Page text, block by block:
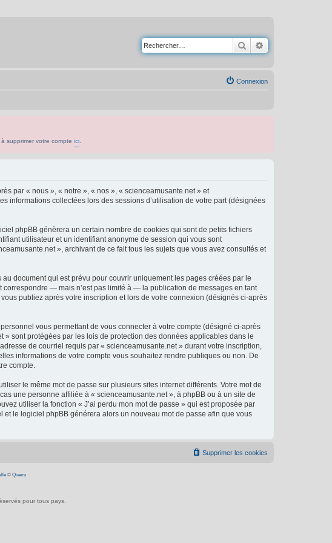
Rechercher
Connexion
supprimer votre compte ici
par « nous », « notre », « nos », « scienceamusante.net » et
informations collectées lors des sessions d’utilisation de votre part (désignées
phpBB génèrera un certain nombre de cookies qui sont de petits fichiers
utilisateur et un identifiant anonyme de session qui vous sont
», archivant de ce fait tous les sujets que vous avez consultés et
document qui est prévu pour couvrir uniquement les pages créées par le
— mais n’est pas limité à — la publication de messages en tant
publiez après votre inscription et lors de votre connexion (désignés ci-après
vous permettant de vous connecter à votre compte (désigné ci-après
sont protégées par les lois de protection des données applicables dans le
de courriel requis par « scienceamusante.net » durant votre inscription,
informations de votre compte vous souhaitez rendre publiques ou non. De
compte.
le même mot de passe sur plusieurs sites internet différents. Votre mot de
une personne affiliée à « scienceamusante.net », à phpBB ou à un site de
utiliser la fonction « J’ai perdu mon mot de passe » qui est proposée par
le logiciel phpBB générera alors un nouveau mot de passe afin que vous
Supprimer les cookies
© Qiaeru
pour tous pays.